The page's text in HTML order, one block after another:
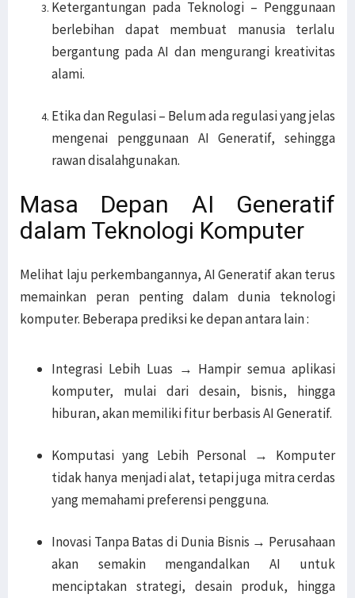
Ketergantungan pada Teknologi – Penggunaan
berlebihan dapat membuat manusia terlalu
bergantung pada AI dan mengurangi kreativitas
alami.
Etika dan Regulasi – Belum ada regulasi yang jelas
mengenai penggunaan AI Generatif, sehingga
rawan disalahgunakan.
Masa Depan AI Generatif
dalam Teknologi Komputer
Melihat laju perkembangannya, AI Generatif akan terus
memainkan peran penting dalam dunia teknologi
komputer. Beberapa prediksi ke depan antara lain :
Integrasi Lebih Luas → Hampir semua aplikasi
komputer, mulai dari desain, bisnis, hingga
hiburan, akan memiliki fitur berbasis AI Generatif.
Komputasi yang Lebih Personal → Komputer
tidak hanya menjadi alat, tetapi juga mitra cerdas
yang memahami preferensi pengguna.
Inovasi Tanpa Batas di Dunia Bisnis → Perusahaan
akan semakin mengandalkan AI untuk
menciptakan strategi, desain produk, hingga